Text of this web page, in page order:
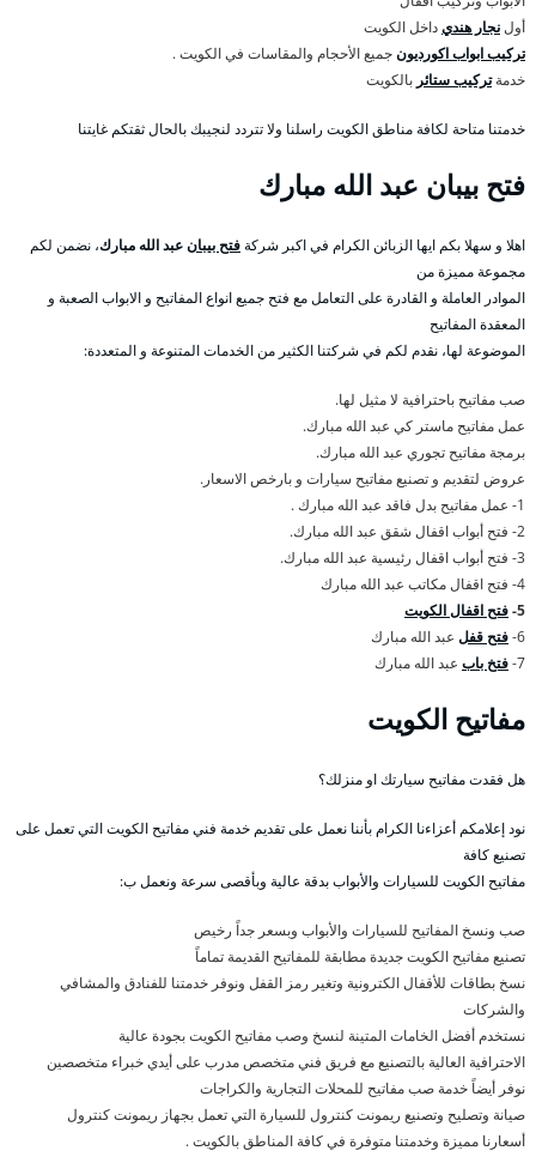
أولنجار هنديداخل الكويت
تركيب ابواب اكورديونجميع الأحجام والمقاسات في الكويت .
خدمةتركيب ستائر بالكويت
خدمتنا متاحة لكافة مناطق الكويت راسلنا ولا تتردد لنجيبك بالحال ثقتكم غايتنا
فتح بيبان عبد الله مبارك
اهلا و سهلا بكم ايها الزبائن الكرام في اكبر شركةفتح بيبانعبد الله مبارك، نضمن لكم
مجموعة مميزة من
الموادر العاملة و القادرة على التعامل مع فتح جميع انواع المفاتيح و الابواب الصعبة و
المعقدة المفاتيح
الموضوعة لها، نقدم لكم في شركتنا الكثير من الخدمات المتنوعة و المتعددة:
صب مفاتيح باحترافية لا مثيل لها.
عمل مفاتيح ماستر كي عبد الله مبارك.
برمجة مفاتيح تجوري عبد الله مبارك.
عروض لتقديم و تصنيع مفاتيح سيارات و بارخص الاسعار.
1- عمل مفاتيح بدل فاقد عبد الله مبارك .
2- فتح أبواب اقفال شقق عبد الله مبارك.
3- فتح أبواب اقفال رئيسية عبد الله مبارك.
4- فتح اقفال مكاتب عبد الله مبارك
5- فتح اقفال الكويت
6- فتح قفل عبد الله مبارك
7- فتخ باب عبد الله مبارك
مفاتيح الكويت
هل فقدت مفاتيح سيارتك او منزلك؟
نود إعلامكم أعزاءنا الكرام بأننا نعمل على تقديم خدمة فني مفاتيح الكويت التي تعمل على
تصنيع كافة
مفاتيح الكويت للسيارات والأبواب بدقة عالية وبأقصى سرعة ونعمل ب:
صب ونسخ المفاتيح للسيارات والأبواب وبسعر جداً رخيص
تصنيع مفاتيح الكويت جديدة مطابقة للمفاتيح القديمة تماماً
نسخ بطاقات للأقفال الكترونية وتغير رمز القفل ونوفر خدمتنا للفنادق والمشافي
والشركات
نستخدم أفضل الخامات المتينة لنسخ وصب مفاتيح الكويت بجودة عالية
الاحترافية العالية بالتصنيع مع فريق فني متخصص مدرب على أيدي خبراء متخصصين
نوفر أيضاً خدمة صب مفاتيح للمحلات التجارية والكراجات
صيانة وتصليح وتصنيع ريمونت كنترول للسيارة التي تعمل بجهاز ريمونت كنترول
أسعارنا مميزة وخدمتنا متوفرة في كافة المناطق بالكويت .